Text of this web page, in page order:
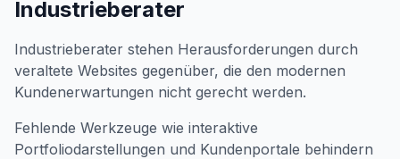
Industrieberater
Industrieberater stehen Herausforderungen durch
veraltete Websites gegenüber, die den modernen
Kundenerwartungen nicht gerecht werden.
Fehlende Werkzeuge wie interaktive
Portfoliodarstellungen und Kundenportale behindern